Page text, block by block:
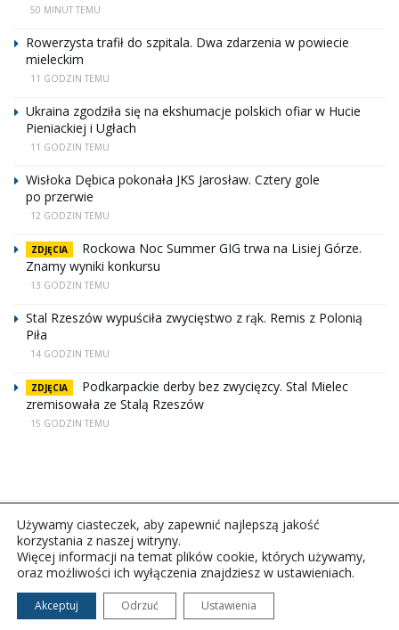
50 MINUT TEMU
Rowerzysta trafił do szpitala. Dwa zdarzenia w powiecie
mieleckim
11 GODZIN TEMU
Ukraina zgodziła się na ekshumacje polskich ofiar w Hucie
Pieniackiej i Ugłach
11 GODZIN TEMU
Wisłoka Dębica pokonała JKS Jarosław. Cztery gole
po przerwie
12 GODZIN TEMU
ZDJĘCIA
Rockowa Noc Summer GIG trwa na Lisiej Górze.
Znamy wyniki konkursu
13 GODZIN TEMU
Stal Rzeszów wypuściła zwycięstwo z rąk. Remis z Polonią
Piła
14 GODZIN TEMU
ZDJĘCIA
Podkarpackie derby bez zwycięzcy. Stal Mielec
zremisowała ze Stalą Rzeszów
15 GODZIN TEMU
Copyright © 2026Polskie Radio Rzeszów S.A. w likwidacj.
Wszelkie prawa zastrzeżone.
Używamy ciasteczek, aby zapewnić najlepszą jakość
korzystania z naszej witryny.
Więcej informacji na temat plików cookie, których używamy,
oraz możliwości ich wyłączenia znajdziesz w ustawieniach.
Akceptuj Odrzuć Ustawienia